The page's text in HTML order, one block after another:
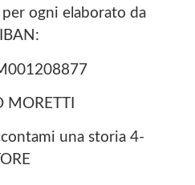
ogni elaborato da
MORETTI
una storia 4-